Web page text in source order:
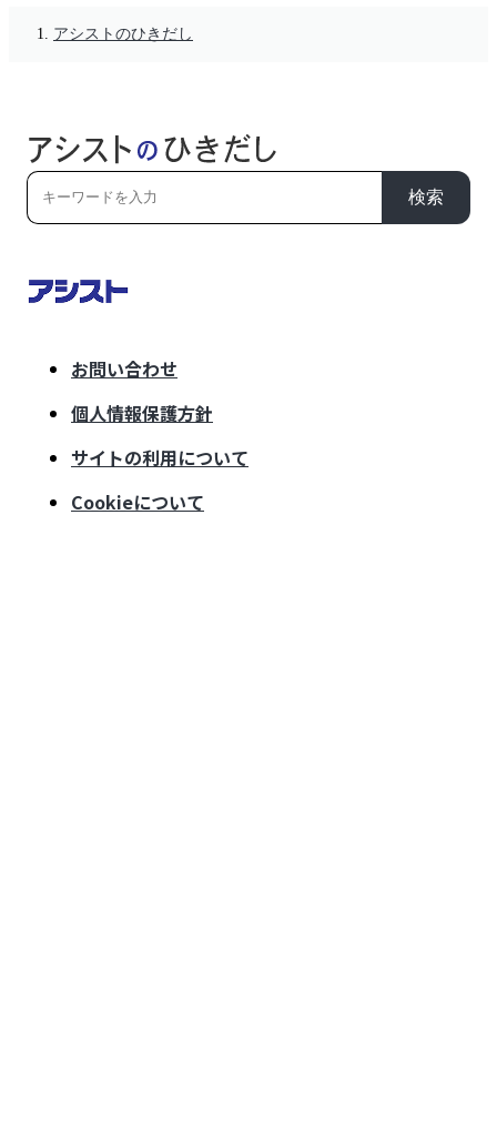
アシストのひきだし
検索
お問い合わせ
個人情報保護方針
サイトの利用について
Cookieについて